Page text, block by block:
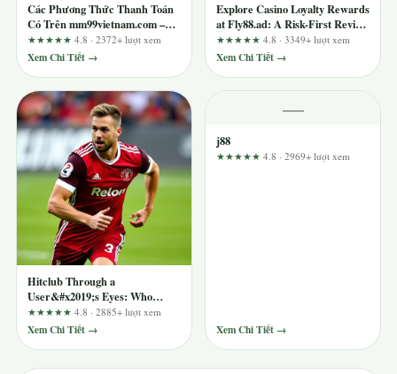
Các Phương Thức Thanh Toán
Có Trên mm99vietnam.com –
Đánh Giá Theo Tiêu Chí Minh
Bạch Và An Toàn
★★★★★ 4.8 · 2372+ lượt xem
Xem Chi Tiết →
Explore Casino Loyalty Rewards
at Fly88.ad: A Risk-First Review
of the Player Journey
★★★★★ 4.8 · 3349+ lượt xem
Xem Chi Tiết →
Hitclub Through a
User&#x2019;s Eyes: Who
Should Join and Who Should
Think Twice
★★★★★ 4.8 · 2885+ lượt xem
Xem Chi Tiết →
—
j88
★★★★★ 4.8 · 2969+ lượt xem
Xem Chi Tiết →